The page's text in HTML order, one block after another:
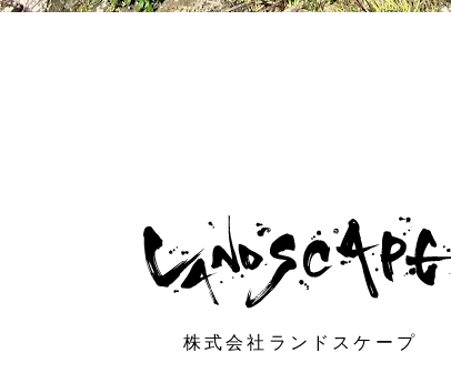
株式会社ランドスケープ